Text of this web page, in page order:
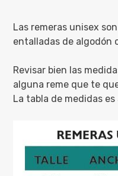
Las remeras unisex
entalladas de algodón
Revisar bien las
alguna reme que te
La tabla de medidas